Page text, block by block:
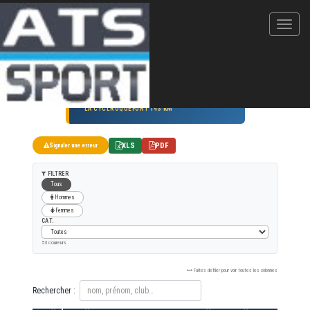
La Cycl'Roquefort
LA CYCLROQUEFORT 143 KM
Signaler une erreur XLS PDF
FILTRER
Tous
Hommes
Femmes
CAT.
53 coureurs
Faites défiler pour voir toutes les colonnes
Rechercher :